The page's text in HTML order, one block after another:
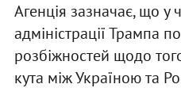
Агенція зазначає, що у
адміністрації Трампа
розбіжностей щодо
кута між Україною та